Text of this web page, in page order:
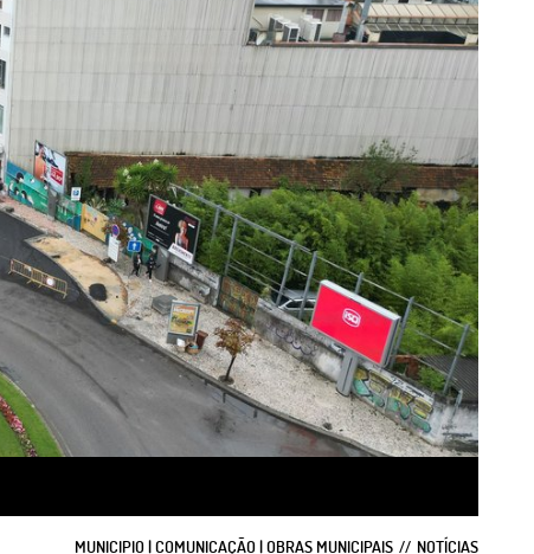
MUNICIPIO | COMUNICAÇÃO | OBRAS MUNICIPAIS NOTÍCIAS